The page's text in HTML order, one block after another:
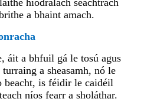
hiodrálach seachtrach
a bhaint amach.
áit a bhfuil gá le tosú agus
a sheasamh, nó le
beacht, is féidir le caidéil
níos fearr a sholáthar.